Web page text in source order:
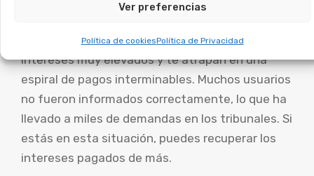
Ver preferencias
Política de cookiesPolítica de Privacidad
Las tarjetas con pago aplazado aplican
intereses muy elevados y te atrapan en una
espiral de pagos interminables. Muchos usuarios
no fueron informados correctamente, lo que ha
llevado a miles de demandas en los tribunales. Si
estás en esta situación, puedes recuperar los
intereses pagados de más.